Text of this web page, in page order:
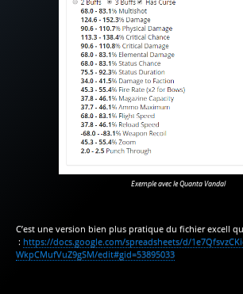
Exemple avec le Quanta Vandal
C’est une version bien plus pratique du fichier excell
: https://docs.google.com/spreadsheets/d/
WkpCMufVuZ9gSM/edit#gid=53895033